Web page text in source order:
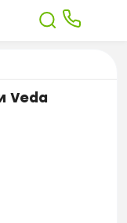
Veda